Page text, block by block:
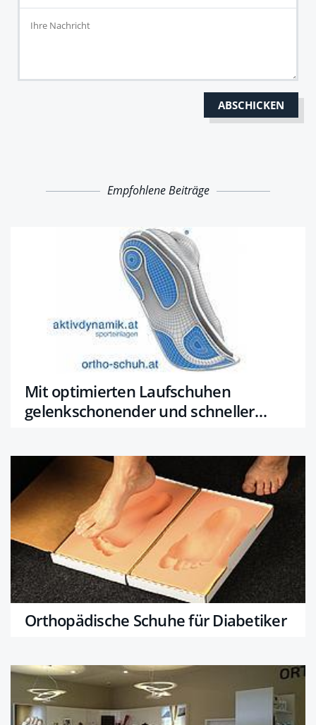
Empfohlene Beiträge
Mit optimierten Laufschuhen
gelenkschonender und schneller
Orthopädische Schuhe für Diabetiker